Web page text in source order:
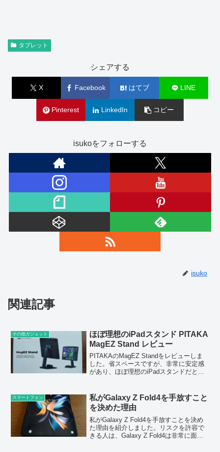
タブレット
シェアする
X Facebook はてブ LINE
Pinterest LinkedIn コピー
isukoをフォローする
isuko
関連記事
その他ガジェット
ほぼ理想のiPadスタンド PITAKA
MagEZ Stand レビュー
PITAKAのMagEZ Standをレビューしま
した。省スペースですが、非常に安定感
があり、ほぼ理想のiPadスタンドだと思
スマートフォン
私がGalaxy Z Fold4を手放すこと
を決めた理由
私がGalaxy Z Fold4を手放すことを決め
た理由を紹介しました。リスクを許容で
きる人は、Galaxy Z Fold4は非常に面白